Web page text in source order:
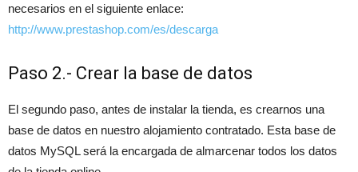
necesarios en el siguiente enlace:
http://www.prestashop.com/es/descarga
Paso 2.- Crear la base de datos
El segundo paso, antes de instalar la tienda, es crearnos una
base de datos en nuestro alojamiento contratado. Esta base de
datos MySQL será la encargada de almarcenar todos los datos